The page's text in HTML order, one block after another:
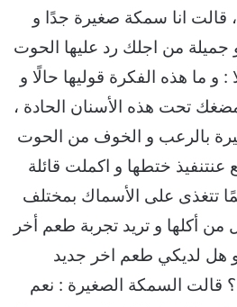
قالت انا سمكة صغيرة جدًا و
من اجلك رد عليها الحوت
و ما هذه الفكرة قوليها حالًا و
تحت هذه الأسنان الحادة ،
بالرعب و الخوف من الحوت
عنتنفيذ ختطها و اكملت قائلة
تتغذى على الأسماك بمختلف
من أكلها و تريد تجربة طعم أخر
و هل لديكي طعم اخر جديد
قالت السمكة الصغيرة : نعم